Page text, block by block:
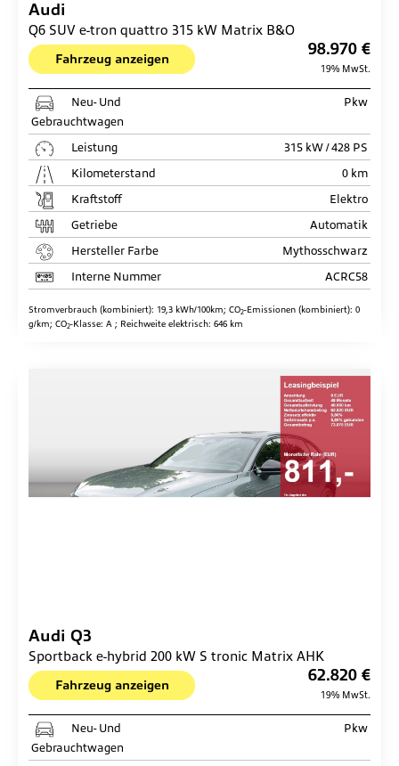
Audi
Q6 SUV e-tron quattro 315 kW Matrix B&O
Fahrzeug anzeigen
98.970 €
19% MwSt.
Neu- Und
Gebrauchtwagen
Pkw
Leistung
315 kW / 428 PS
Kilometerstand
0 km
Kraftstoff
Elektro
Getriebe
Automatik
Hersteller Farbe
Mythosschwarz
Interne Nummer
ACRC58
Stromverbrauch (kombiniert): 19,3 kWh/100km; CO2-Emissionen (kombiniert): 0
g/km; CO2-Klasse: A ; Reichweite elektrisch: 646 km
Audi Q3
Sportback e-hybrid 200 kW S tronic Matrix AHK
Fahrzeug anzeigen
62.820 €
19% MwSt.
Neu- Und
Gebrauchtwagen
Pkw